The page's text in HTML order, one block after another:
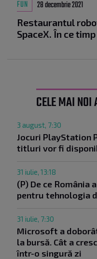
FUN 28 decembrie 2021
Restaurantul
SpaceX. În ce
CELE MAI NOI
3 august, 7:30
Jocuri PlayStation
titluri vor fi
31 iulie, 13:18
(P) De ce România
pentru tehnologia
31 iulie, 7:30
Microsoft a
la bursă. Cât a
într-o singură zi